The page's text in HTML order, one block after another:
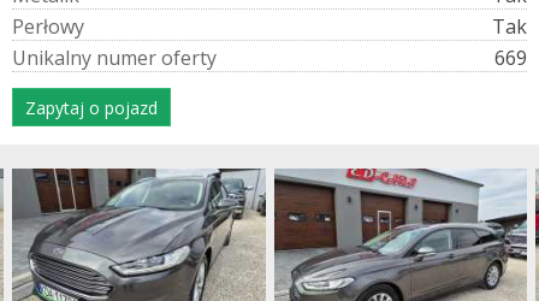
Perłowy
Tak
Unikalny numeroferty 669
Zapytaj o pojazd